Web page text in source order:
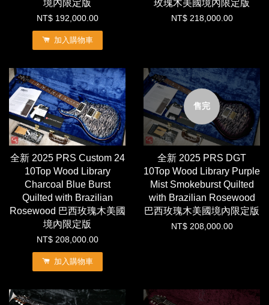
境內限定版
NT$ 192,000.00
加入購物車
玫瑰木美國境內限定版
NT$ 218,000.00
全新 2025 PRS Custom 24
10Top Wood Library
Charcoal Blue Burst
Quilted with Brazilian
Rosewood 巴西玫瑰木美國
境內限定版
NT$ 208,000.00
加入購物車
售完
全新 2025 PRS DGT
10Top Wood Library Purple
Mist Smokeburst Quilted
with Brazilian Rosewood
巴西玫瑰木美國境內限定版
NT$ 208,000.00